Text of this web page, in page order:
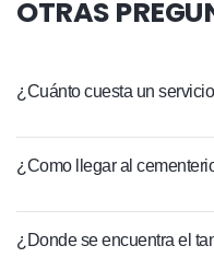
OTRAS
¿Cuánto cuesta un
¿Como llegar al
¿Donde se encuentra el